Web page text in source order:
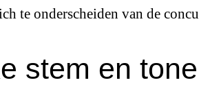
te onderscheiden van de
stem en